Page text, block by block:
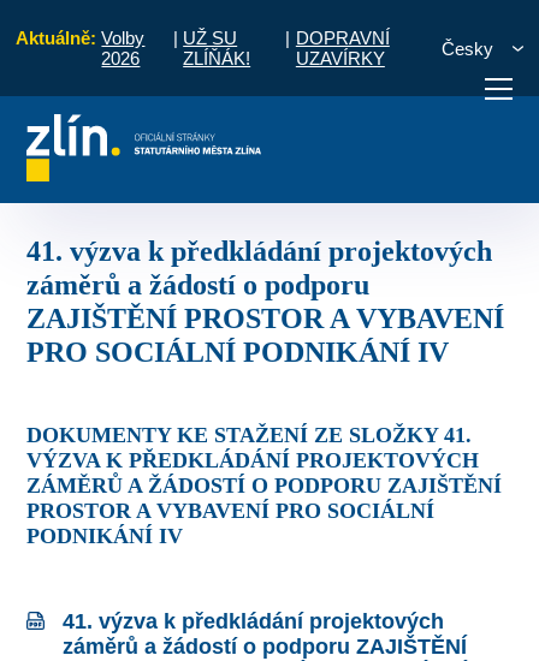
Aktuálně: Volby
2026
| UŽ SU
ZLÍŇÁK!
| DOPRAVNÍ
UZAVÍRKY
Česky
Potřebuji zaplatit Diskuzní
41. výzva k předkládání projektových
záměrů a žádostí o podporu
ZAJIŠTĚNÍ PROSTOR A VYBAVENÍ
PRO SOCIÁLNÍ PODNIKÁNÍ IV
DOKUMENTY KE STAŽENÍ ZE SLOŽKY 41.
VÝZVA K PŘEDKLÁDÁNÍ PROJEKTOVÝCH
ZÁMĚRŮ A ŽÁDOSTÍ O PODPORU ZAJIŠTĚNÍ
PROSTOR A VYBAVENÍ PRO SOCIÁLNÍ
PODNIKÁNÍ IV
41. výzva k předkládání projektových
záměrů a žádostí o podporu ZAJIŠTĚNÍ